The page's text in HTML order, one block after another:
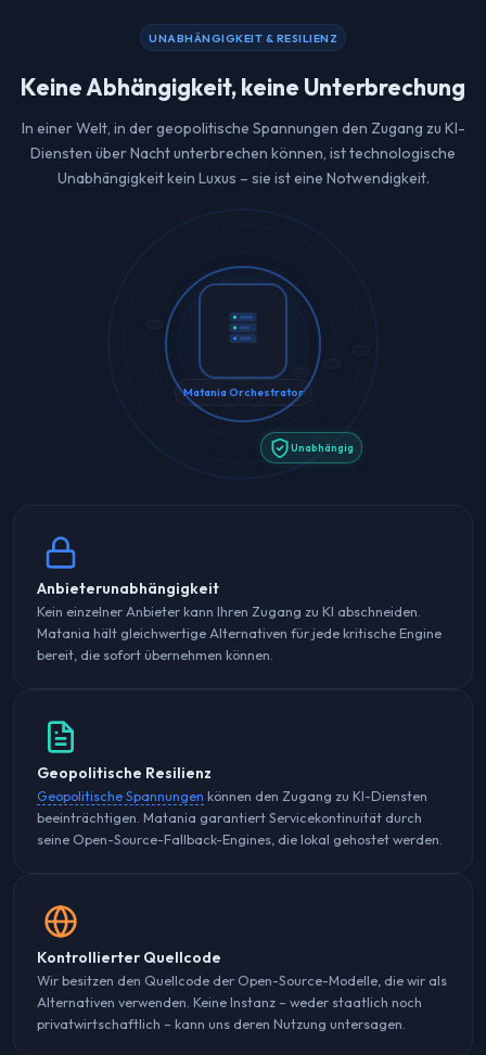
Rückeinsetzung der echten Werte in die endgültige Antwort
Keine vertraulichen Daten werden jemals an KI-Anbieter
gesendet
UNABHÄNGIGKEIT & RESILIENZ
Keine Abhängigkeit, keine Unterbrechung
In einer Welt, in der geopolitische Spannungen den Zugang zu KI-
Diensten über Nacht unterbrechen können, ist technologische
Unabhängigkeit kein Luxus – sie ist eine Notwendigkeit.
Matania Orchestrator
Unabhängig
Anbieterunabhängigkeit
Kein einzelner Anbieter kann Ihren Zugang zu KI abschneiden.
Matania hält gleichwertige Alternativen für jede kritische Engine
bereit, die sofort übernehmen können.
Geopolitische Resilienz
Geopolitische Spannungen können den Zugang zu KI-Diensten
beeinträchtigen. Matania garantiert Servicekontinuität durch
seine Open-Source-Fallback-Engines, die lokal gehostet werden.
Kontrollierter Quellcode
Wir besitzen den Quellcode der Open-Source-Modelle, die wir als
Alternativen verwenden. Keine Instanz – weder staatlich noch
privatwirtschaftlich – kann uns deren Nutzung untersagen.